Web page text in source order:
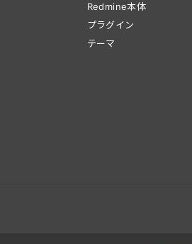
Redmine本体
プラグイン
テーマ